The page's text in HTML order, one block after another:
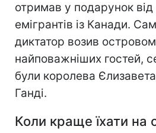
отримав у подарунок від
емігрантів із Канади.
диктатор возив островом
найповажніших гостей,
були королева Єлизавета
Ганді.
Коли краще їхати на